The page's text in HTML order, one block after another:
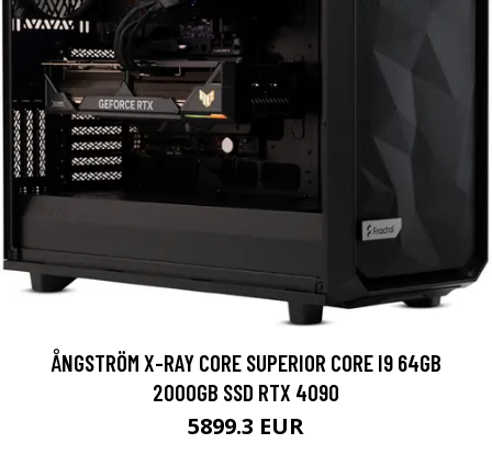
ÅNGSTRÖM X-RAY CORE SUPERIOR CORE I9 64GB
2000GB SSD RTX 4090
5899.3 EUR